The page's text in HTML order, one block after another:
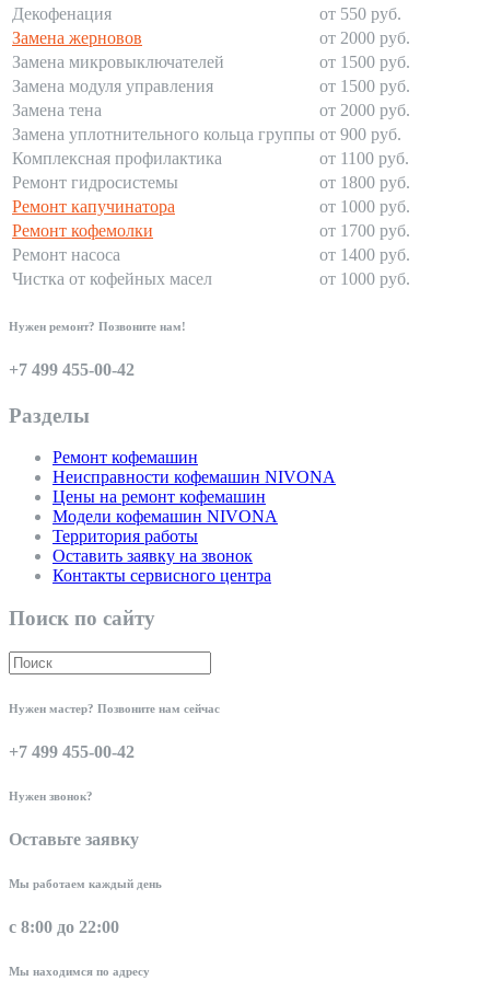
Декофенация
от 550 руб.
Замена жерновов
от 2000 руб.
Замена микровыключателей
от 1500 руб.
Замена модуля управления
от 1500 руб.
Замена тена
от 2000 руб.
Замена уплотнительного кольца группы от 900 руб.
Комплексная профилактика
от 1100 руб.
Ремонт гидросистемы
от 1800 руб.
Ремонт капучинатора
от 1000 руб.
Ремонт кофемолки
от 1700 руб.
Ремонт насоса
от 1400 руб.
Чистка от кофейных масел
от 1000 руб.
Нужен ремонт? Позвоните нам!
+7 499 455-00-42
Разделы
Ремонт кофемашин
Неисправности кофемашин NIVONA
Цены на ремонт кофемашин
Модели кофемашин NIVONA
Территория работы
Оставить заявку на звонок
Контакты сервисного центра
Поиск по сайту
Нужен мастер? Позвоните нам сейчас
+7 499 455-00-42
Нужен звонок?
Оставьте заявку
Мы работаем каждый день
с 8:00 до 22:00
Мы находимся по адресу